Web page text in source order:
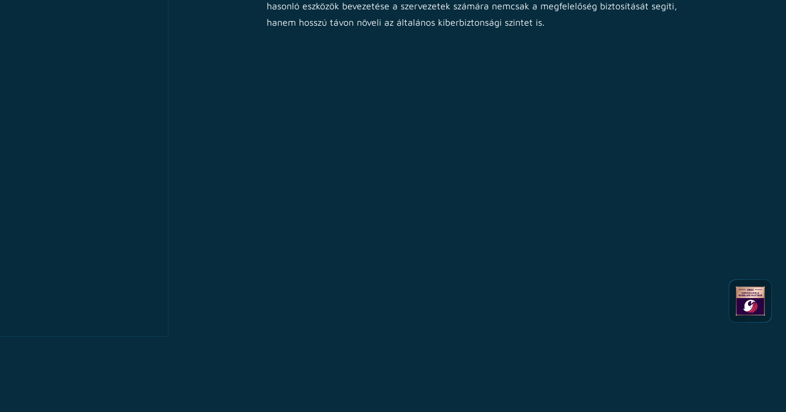
hasonló eszközök bevezetése a szervezetek számára nemcsak a megfelelőség biztosítását segíti,
hanem hosszú távon növeli az általános kiberbiztonsági szintet is.